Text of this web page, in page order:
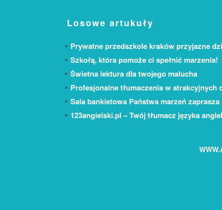
Losowe artukuły
Prywatne przedszkole kraków przyjazne
Szkołą, która pomoże ci spełnić marzenia!
Świetna lektura dla twojego malucha
Profesjonalne tłumaczenia w atrakcyjnych
Sala bankietowa Państwa marzeń zaprasza
123angielski.pl – Twój tłumacz języka